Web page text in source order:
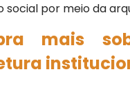
social por meio da
mais